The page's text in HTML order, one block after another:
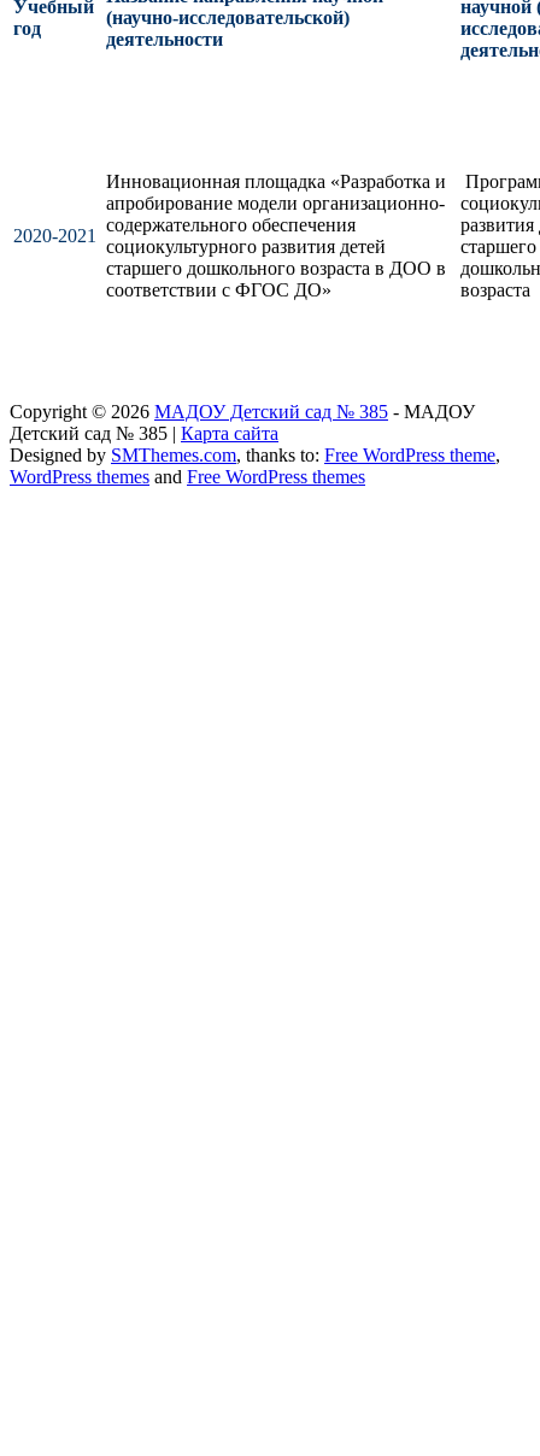
Учебный
год
(научно-исследовательской)
деятельности
научной
2020-2021
Инновационная площадка «Разработка и
апробирование модели организационно-
содержательного обеспечения
социокультурного развития детей
старшего дошкольного возраста в ДОО в
соответствии с ФГОС ДО»
развития
старшего
возраста
Copyright © 2026 МАДОУ Детский сад № 385 - МАДОУ
Детский сад № 385 | Карта сайта
Designed by SMThemes.com, thanks to: Free WordPress theme,
WordPress themes and Free WordPress themes